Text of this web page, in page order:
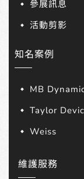
參展訊息
活動剪影
知名案例
MB
Taylor
Weiss
維護服務